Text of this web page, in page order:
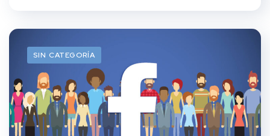
SIN CATEGORÍA